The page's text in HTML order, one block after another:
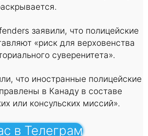
заявили, что полицейские
«риск для верховенства
суверенитета».
что иностранные полицейские
в Канаду в составе
или консульских миссий».
в Телеграм